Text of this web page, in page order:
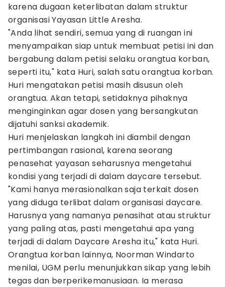
karena dugaan keterlibatan dalam struktur
organisasi Yayasan Little Aresha.
"Anda lihat sendiri, semua yang di ruangan ini
menyampaikan siap untuk membuat petisi ini dan
bergabung dalam petisi selaku orangtua korban,
seperti itu," kata Huri, salah satu orangtua korban.
Huri mengatakan petisi masih disusun oleh
orangtua. Akan tetapi, setidaknya pihaknya
menginginkan agar dosen yang bersangkutan
dijatuhi sanksi akademik.
Huri menjelaskan langkah ini diambil dengan
pertimbangan rasional, karena seorang
penasehat yayasan seharusnya mengetahui
kondisi yang terjadi di dalam daycare tersebut.
"Kami hanya merasionalkan saja terkait dosen
yang diduga terlibat dalam organisasi daycare.
Harusnya yang namanya penasihat atau struktur
yang paling atas, pasti mengetahui apa yang
terjadi di dalam Daycare Aresha itu," kata Huri.
Orangtua korban lainnya, Noorman Windarto
menilai, UGM perlu menunjukkan sikap yang lebih
tegas dan berperikemanusiaan. Ia merasa